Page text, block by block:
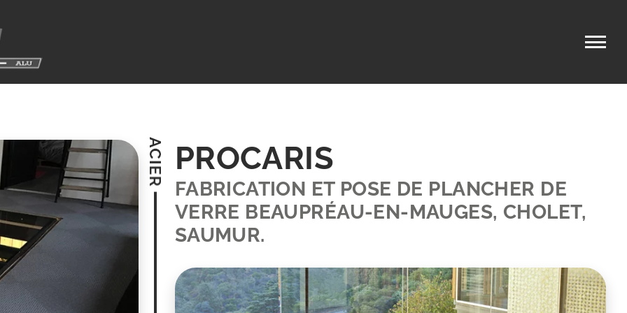
PROCARIS
FABRICATION ET POSE DE PLANCHER DE
VERRE BEAUPRÉAU-EN-MAUGES, CHOLET,
SAUMUR.